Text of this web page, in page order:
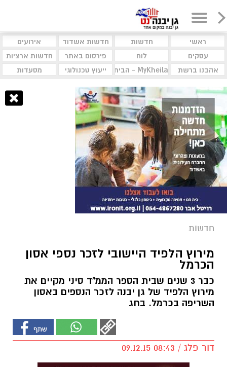
ראשי חדשות חדשות אשדוד
אירועים
עסקים
לוח פירסום באתר
חדשות ארציות
אהבנו ברשת
MyKheila - הבית לעסקים וקהילות ייעוץ טכנולוגי מסעדות
חדשות
מירוץ הלפיד היישובי לזכר נספי אסון
הכרמל
כבר 3 שנים שבית הספר הממ"ד סיני מקיים את
מירוץ הלפיד של גן יבנה לזכר הנספים באסון
השריפה בכרמל. בחג
דור פלג / 08:43 09.12.15